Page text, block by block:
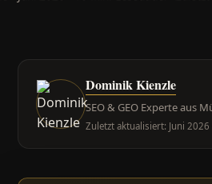
Dominik Kienzle
SEO & GEO Experte aus
Zuletzt aktualisiert: Juni